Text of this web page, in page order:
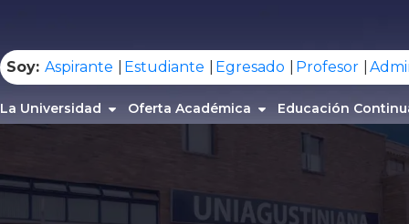
Soy: Aspirante Estudiante Egresado Profesor
La Universidad Oferta Académica Educación